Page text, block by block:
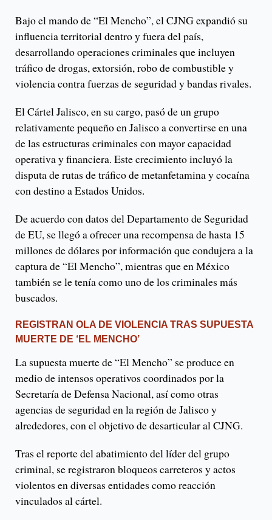
Bajo el mando de “El Mencho”, el CJNG expandió su
influencia territorial dentro y fuera del país,
desarrollando operaciones criminales que incluyen
tráfico de drogas, extorsión, robo de combustible y
violencia contra fuerzas de seguridad y bandas rivales.
El Cártel Jalisco, en su cargo, pasó de un grupo
relativamente pequeño en Jalisco a convertirse en una
de las estructuras criminales con mayor capacidad
operativa y financiera. Este crecimiento incluyó la
disputa de rutas de tráfico de metanfetamina y cocaína
con destino a Estados Unidos.
De acuerdo con datos del Departamento de Seguridad
de EU, se llegó a ofrecer una recompensa de hasta 15
millones de dólares por información que condujera a la
captura de “El Mencho”, mientras que en México
también se le tenía como uno de los criminales más
buscados.
REGISTRAN OLA DE VIOLENCIA TRAS SUPUESTA
MUERTE DE ‘EL MENCHO’
La supuesta muerte de “El Mencho” se produce en
medio de intensos operativos coordinados por la
Secretaría de Defensa Nacional, así como otras
agencias de seguridad en la región de Jalisco y
alrededores, con el objetivo de desarticular al CJNG.
Tras el reporte del abatimiento del líder del grupo
criminal, se registraron bloqueos carreteros y actos
violentos en diversas entidades como reacción
vinculados al cártel.